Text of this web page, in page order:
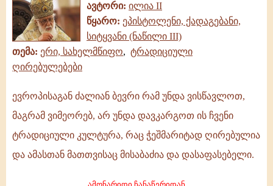
ავტორი: ილია II
წყარო: ეპისტოლენი, ქადაგებანი,
სიტყვანი (ნაწილი III)
თემა: ერი, სახელმწიფო, ტრადიციული
ღირებულებები
ევროპისაგან
ძალიან
ბევრი
რამ
ვისწავლოთ,
ევროპისაგან ძალიან ბევრი რამ უნდა ვისწავლოთ,
მაგრამ ვიმეორებ, არ უნდა დავკარგოთ ის ჩვენი
ტრადიციული კულტურა, რაც ჭეშმარიტად ღირებულია
და ამასთან მათთვისაც მისაბაძია და დასაფასებელი.